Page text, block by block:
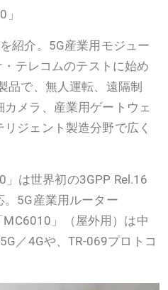
紹介。5G産業用モジュー
テレコムのテストに始め
品で、無人運転、遠隔制
メラ、産業用ゲートウェ
ジェント製造分野で広く
は世界初の3GPP Rel.16
5G産業用ルーター
MC6010」（屋外用）は中
／4Gや、TR-069プロトコ